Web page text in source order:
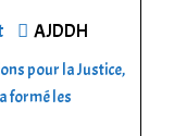
AJDDH
pour la Justice,
formé les